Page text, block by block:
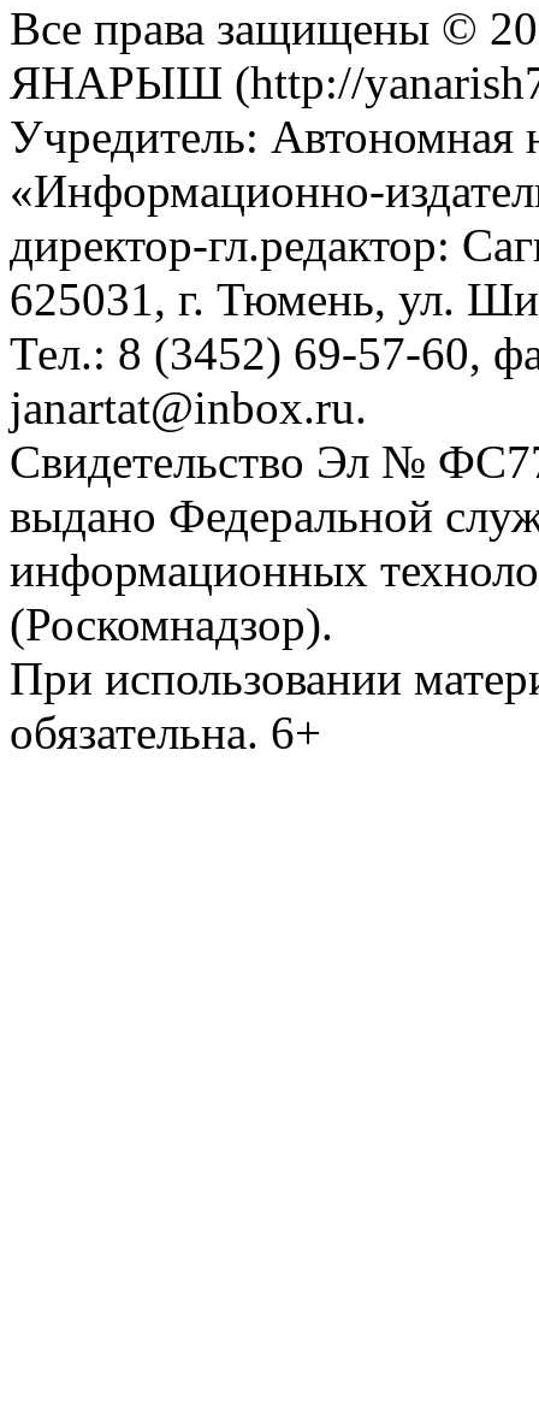
Все права защищены ©
ЯНАРЫШ (http://
Учредитель: Автономная
«Информационно-
директор-гл.редактор:
625031, г. Тюмень, ул.
Тел.: 8 (3452) 69-57-60,
janartat@inbox.ru.
Свидетельство Эл №
выдано Федеральной
информационных
(Роскомнадзор).
При использовании
обязательна. 6+